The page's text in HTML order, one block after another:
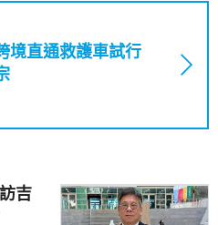
境直通救護車試行
吉